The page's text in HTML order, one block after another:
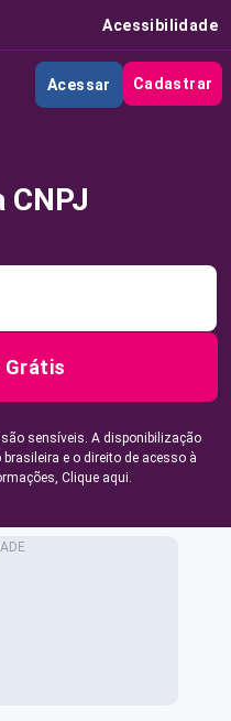
Acessibilidade
Acessar Cadastrar
CNPJ
sensíveis. A disponibilização
e o direito de acesso à
Clique aqui.